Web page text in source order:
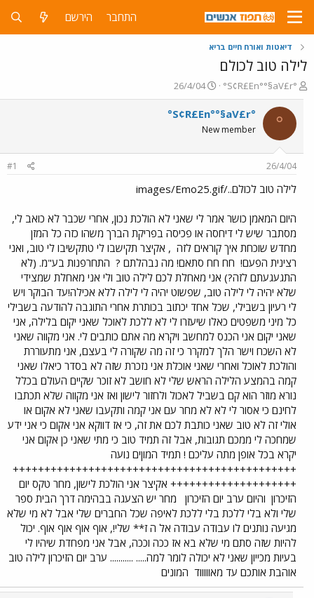
התחבר הירשם
דיאטות ואורח חיים בריא
לילה טוב לכולם
פ
ו
ת
ח
ה
ש
א
°S¢R£En°°§aV£r°
פ
ו
ר
ם
ר
26/4/04
°
°S¢R£En°°§aV£r°
New member
26/4/04
#1
לילה טוב לכולם../images/Emo25.gif
היום המאמן כושר אמר לי שאני לא הולכת נכון, אחרי שכבר לא כואב לי,
מסתבר שיש לי דיחסה או פכיסה בפריקת הברך משהו כזה כל המזן
מחדש שוכחת איך קוראים לזה , אקיצר תקישבו לי טתקשיבו לי טוב, ואני
רצינית הפעם! חח חח סתאם! מה נבהלתם ? התחרפנות בע"מ. (לא
התגעגעתם לזה?) אני מאחלת לכם לילה טוב ולי אני מאחלת שמצידי
שלא יהיה לי לילה טוב, שפשוט יהיה לי לילה ללא אכילה!עד הבוקר ויש
לי רעיון בשבילי, שכל אחד יכתוב בכותרת אחרי התוגבה להודעה בשבילי
כל מיני משפטים כאלו שיעזרו לי לא ללכת לאוכל שאני יקום בלילה, אני
שאני יקום אני הכנס למחשב ויקרא מה אתם כותבים לי. אני מקווה שאני
לא השכח וישר הלך למקרר כי זה מה שקורה לי בעצם, אני מתעוררת
והולכת לאוכל ואחרי שאני אוכלת אני נזכרת שזה לא בסדר כיאלו שאני
קמה בהמצע הלילה הראש שלי לא חושב לא זוכר שקיים העולם בכלל
נורא מוזר הוא קם בשביל לאכול ולחזור לישון ואז אני מקווה שלא תכתבו
לחינם כי אסור לי לא לא מחר עם אני קמה ותקעבו שאני לא אקום או
אולי זה לא טוב שאני כותבת לכם את זה, כי אז דווקא אני אקום כי אני ידע
שמחכה לי ממכם תגובות, אבל זה תמיד טוב כי מתי שאני כן אקום אני
יקרא בכל אופן מתה עליכם ! תמיד המוןים נועה
+++++++++++++++++++++++++++++++++++++++++++++
++++++++++++++++++++ אקיצר אני הולכת לישון, מחר טקס יום
הזיכרון והיום ערב יום הזיכרון
מחר יש הצעגה בבהימה דרך הבית ספר
שלי ולא בלי ללכת בלי ללכת לאיפה שכל החברים שלי אבל לא מי שלא
מגיעה נותנים לו עבודה עבודה אל ה ז** שלי!, אוף אוף אוף אוף. יכול
להיות שזה סתם מי שלא בא אז ככה וככה, אבל אני מפחדת שיהיו לי
בעיות מכייון שאני לא יכולה לומר למה..... ........... ערב יום הזיכרון לילה טוב
אוהבת אותכם עד מאוווווד המונים